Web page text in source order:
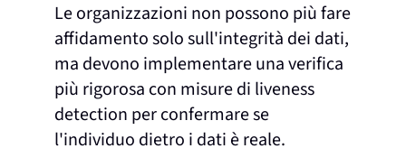
Le organizzazioni non possono più fare
affidamento solo sull'integrità dei dati,
ma devono implementare una verifica
più rigorosa con misure di liveness
detection per confermare se
l'individuo dietro i dati è reale.